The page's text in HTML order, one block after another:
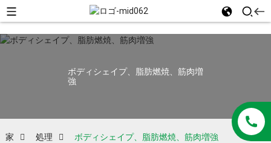
ボディシェイプ、脂肪燃焼、筋肉増
強
家 処理 ボディシェイプ、脂肪燃焼、筋肉増強